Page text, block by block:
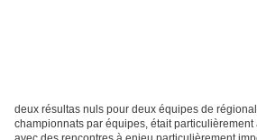
deux résultas nuls pour deux équipes de
championnats par équipes, était